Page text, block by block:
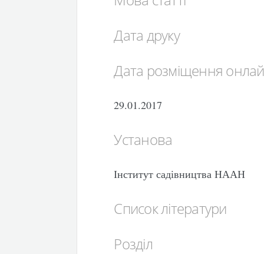
Дата друку
Дата розміщення
29.01.2017
Установа
Інститут садівництва НААН
Список літератури
Розділ